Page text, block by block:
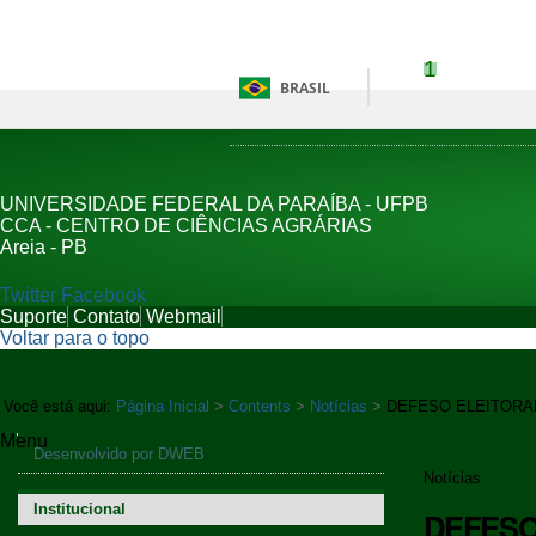
Ir para o conteúdo 1
BRASIL
UNIVERSIDADE FEDERAL DA PARAÍBA - UFPB
CCA - CENTRO DE CIÊNCIAS AGRÁRIAS
Areia - PB
Twitter Facebook
Suporte Contato Webmail
Você está aqui: Página Inicial >Contents > Notícias > DEFESO
Menu
Navegação
Desenvolvido por DWEB
Institucional
Notícias
Voltar para o topo